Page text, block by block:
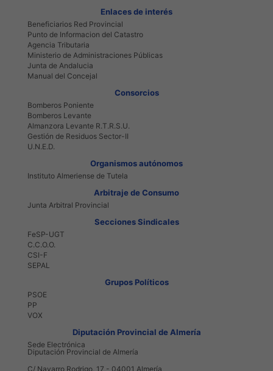
Enlaces de interés
Beneficiarios Red Provincial
Punto de Informacion del Catastro
Agencia Tributaria
Ministerio de Administraciones Públicas
Junta de Andalucia
Manual del Concejal
Consorcios
Bomberos Poniente
Bomberos Levante
Almanzora Levante R.T.R.S.U.
Gestión de Residuos Sector-II
U.N.E.D.
Organismos autónomos
Instituto Almeriense de Tutela
Arbitraje de Consumo
Junta Arbitral Provincial
Secciones Sindicales
FeSP-UGT
C.C.O.O.
CSI-F
SEPAL
Grupos Políticos
PSOE
PP
VOX
Diputación Provincial de Almería
Sede Electrónica
Diputación Provincial de Almería
C/ Navarro Rodrigo, 17 - 04001 Almería